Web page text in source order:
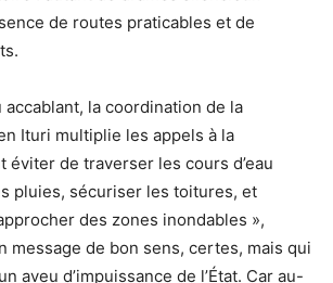
de routes praticables et de
accablant, la coordination de la
Ituri multiplie les appels à la
éviter de traverser les cours d’eau
pluies, sécuriser les toitures, et
des zones inondables »,
message de bon sens, certes, mais qui
aveu d’impuissance de l’État. Car au-